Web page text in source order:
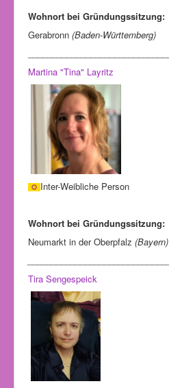
Wohnort bei Gründungssitzung:
Gerabronn (Baden-Württemberg)
Martina "Tina" Layritz
Inter-Weibliche Person
Wohnort bei Gründungssitzung:
Neumarkt in der Oberpfalz (Bayern)
Tira Sengespeick